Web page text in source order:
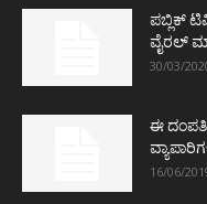
ಪಬ್ಲಿಕ್
ವೈರಲ್
30/03/
ಈ ದಂಪತಿ
16/06/